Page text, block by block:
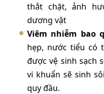
thắt chặt, ảnh
dương vật
Viêm nhiễm bao
hẹp, nước tiểu có
được vệ sinh sạch
vi khuẩn sẽ sinh
quy đầu.